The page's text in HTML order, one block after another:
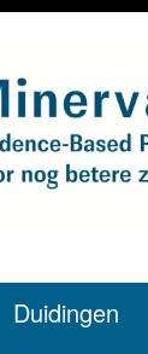
Duidingen